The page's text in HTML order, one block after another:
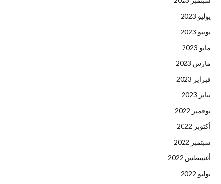
يوليو 2023
يونيو 2023
مايو 2023
مارس 2023
فبراير 2023
يناير 2023
نوفمبر 2022
أكتوبر 2022
سبتمبر 2022
أغسطس 2022
يوليو 2022